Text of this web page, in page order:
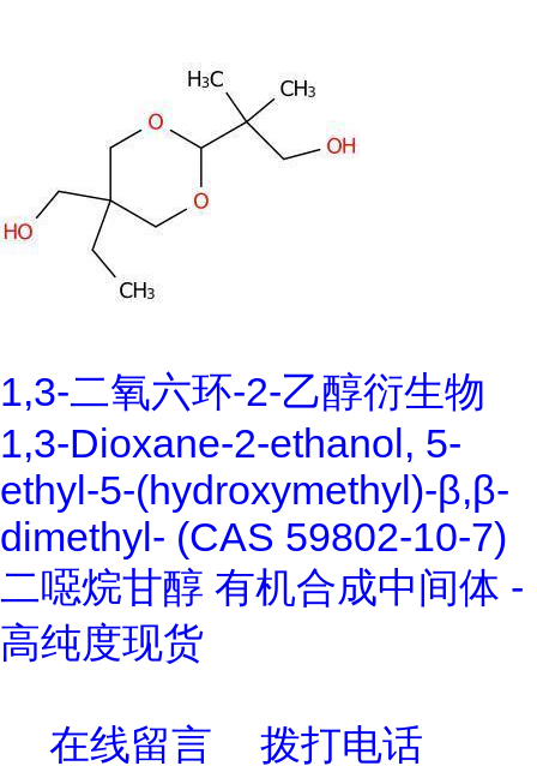
1,3-二氧六环-2-乙醇衍生物
1,3-Dioxane-2-ethanol, 5-
ethyl-5-(hydroxymethyl)-β,β-
dimethyl- (CAS 59802-10-7)
二噁烷甘醇 有机合成中间体 -
高纯度现货
在线留言 拨打电话